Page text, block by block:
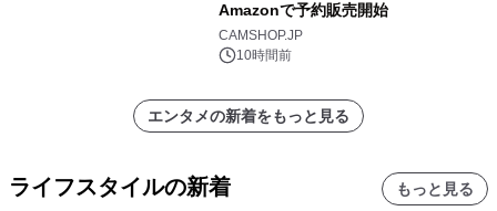
Amazonで予約販売開始
CAMSHOP.JP
10時間前
エンタメの新着をもっと見る
ライフスタイルの新着 もっと見る